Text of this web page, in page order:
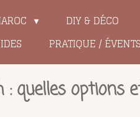
DIY & DÉCO
PRATIQUE / ÉVENTS
quelles options